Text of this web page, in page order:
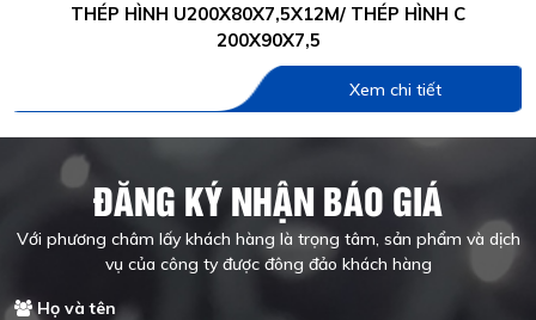
THÉP HÌNH U200X80X7,5X12M/ THÉP HÌNH C
200X90X7,5
Xem chi tiết
ĐĂNG KÝ NHẬN BÁO GIÁ
Với phương châm lấy khách hàng là trọng tâm, sản phẩm và dịch
vụ của công ty được đông đảo khách hàng
Họ và tên